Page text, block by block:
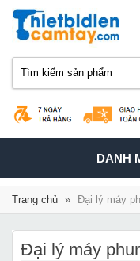
DANH
Trang chủ » Đại lý máy
Đại lý máy